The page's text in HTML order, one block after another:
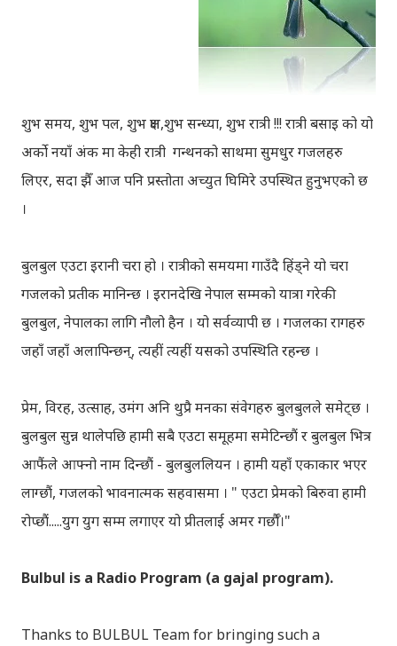
शुभ समय, शुभ पल, शुभ क्षण,शुभ सन्ध्या, शुभ रात्री !!! रात्री बसाइ को यो
अर्को नयाँ अंक मा केही रात्री गन्थनको साथमा सुमधुर गजलहरु
लिएर, सदा झैँ आज पनि प्रस्तोता अच्युत घिमिरे उपस्थित हुनुभएको छ
।
बुलबुल एउटा इरानी चरा हो । रात्रीको समयमा गाउँदै हिंड्‍ने यो चरा
गजलको प्रतीक मानिन्छ । इरानदेखि नेपाल सम्मको यात्रा गरेकी
बुलबुल, नेपालका लागि नौलो हैन । यो सर्वव्यापी छ । गजलका रागहरु
जहाँ जहाँ अलापिन्छन्, त्यहीं त्यहीं यसको उपस्थिति रहन्छ ।
प्रेम, विरह, उत्साह, उमंग अनि थुप्रै मनका संवेगहरु बुलबुलले समेट्‍छ ।
बुलबुल सुन्न थालेपछि हामी सबै एउटा समूहमा समेटिन्छौं र बुलबुल भित्र
आफैंले आफ्‍नो नाम दिन्छौं - बुलबुललियन । हामी यहाँ एकाकार भएर
लाग्छौं, गजलको भावनात्मक सहवासमा । " एउटा प्रेमको बिरुवा हामी
रोप्छौं.....युग युग सम्म लगाएर यो प्रीतलाई अमर गर्छौँ।"
Bulbul is a Radio Program (a gajal program).
Thanks to BULBUL Team for bringing such a